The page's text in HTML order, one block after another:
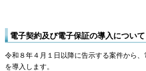
電子契約及び電子保証の導入について
令和８年４月１日以降に告示する案件から
を導入します。